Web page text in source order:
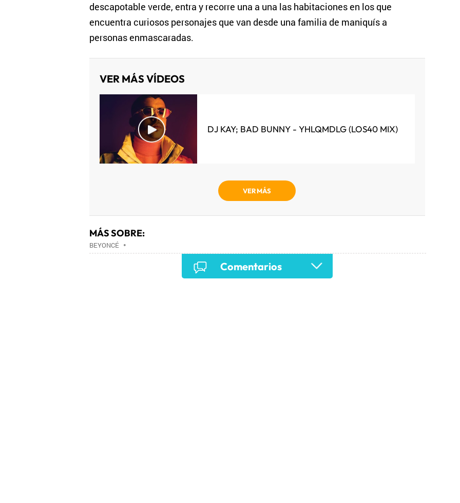
descapotable verde, entra y recorre una a una las habitaciones en los que
encuentra curiosos personajes que van desde una familia de maniquís a
personas enmascaradas.
VER MÁS VÍDEOS
DJ KAY; BAD BUNNY - YHLQMDLG (LOS40 MIX)
VER MÁS
MÁS SOBRE:
BEYONCÉ•
Comentarios